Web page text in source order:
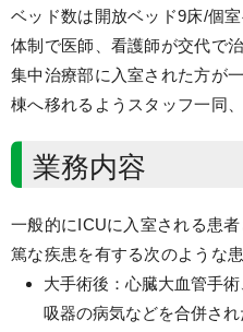
ベッド数は開放ベッド9床/個
体制で医師、看護師が交代で
集中治療部に入室された方が
棟へ移れるようスタッフ一同
業務内容
一般的にICUに入室される患
篤な疾患を有する次のような患
大手術後：心臓大血管手
吸器の病気などを合併さ